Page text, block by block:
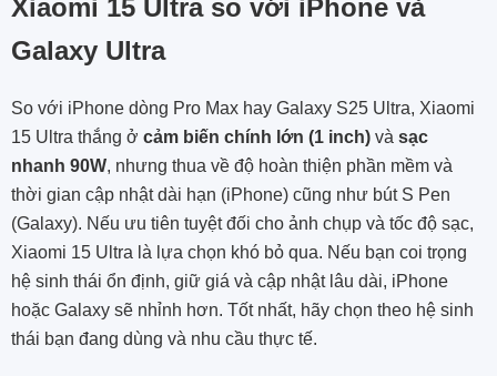
Xiaomi 15 Ultra so với iPhone và
Galaxy Ultra
So với iPhone dòng Pro Max hay Galaxy S25 Ultra, Xiaomi
15 Ultra thắng ở cảm biến chính lớn (1 inch) và sạc
nhanh 90W, nhưng thua về độ hoàn thiện phần mềm và
thời gian cập nhật dài hạn (iPhone) cũng như bút S Pen
(Galaxy). Nếu ưu tiên tuyệt đối cho ảnh chụp và tốc độ sạc,
Xiaomi 15 Ultra là lựa chọn khó bỏ qua. Nếu bạn coi trọng
hệ sinh thái ổn định, giữ giá và cập nhật lâu dài, iPhone
hoặc Galaxy sẽ nhỉnh hơn. Tốt nhất, hãy chọn theo hệ sinh
thái bạn đang dùng và nhu cầu thực tế.